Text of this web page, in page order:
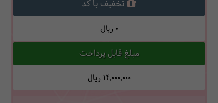
تخفیف با کد
0 ریال
مبلغ قابل پرداخت
14,000,000 ریال